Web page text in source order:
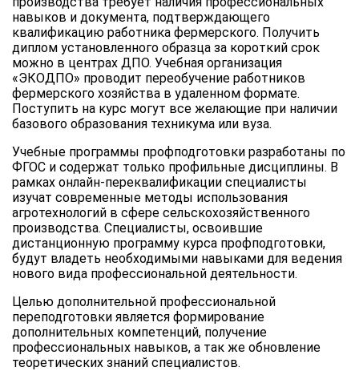
навыков и документа, подтверждающего
квалификацию работника фермерского. Получить
диплом установленного образца за короткий срок
можно в центрах ДПО. Учебная организация
«ЭКОДПО» проводит переобучение работников
фермерского хозяйства в удаленном формате.
Поступить на курс могут все желающие при наличии
базового образования техникума или вуза.
Учебные программы профподготовки разработаны по
ФГОС и содержат только профильные дисциплины. В
рамках онлайн-переквалификации специалисты
изучат современные методы использования
агротехнологий в сфере сельскохозяйственного
производства. Специалисты, освоившие
дистанционную программу курса профподготовки,
будут владеть необходимыми навыками для ведения
нового вида профессиональной деятельности.
Целью дополнительной профессиональной
переподготовки является формирование
дополнительных компетенций, получение
профессиональных навыков, а так же обновление
теоретических знаний специалистов.